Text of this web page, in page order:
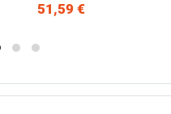
51,59 €